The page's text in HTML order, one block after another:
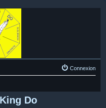
Connexion
Do